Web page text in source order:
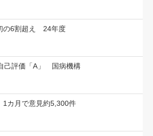
の6割超え 24年度
己評価「A」 国病機構
カ月で意見約5,300件